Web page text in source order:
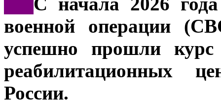
военной операции
успешно прошли курс
реабилитационных
России.